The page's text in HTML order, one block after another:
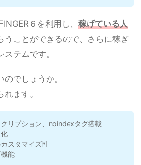
６を利用し、 稼げている人
うことができるので、さらに稼ぎ
テムです。
でしょうか。
ます。
クリプション、noindexタグ搭載
化
カスタマイズ性
機能